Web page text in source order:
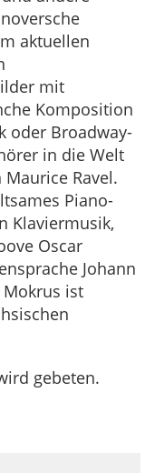
aktuellen
mit
Komposition
oder Broadway-
in die Welt
Ravel.
Piano-
Klaviermusik,
Oscar
Johann
Mokrus ist
gebeten.